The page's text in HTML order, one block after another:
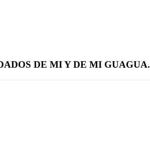
DE MI Y DE MI GUAGUA.